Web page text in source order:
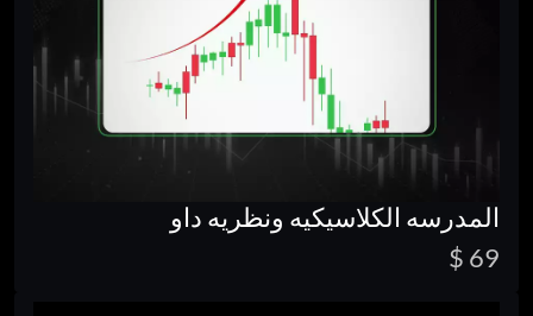
المدرسه الكلاسيكيه ونظريه داو
69 $